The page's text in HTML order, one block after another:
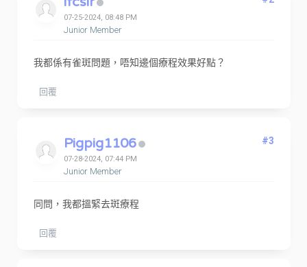
07-25-2024, 08:48 PM
Junior Member
我都係有雀斑問題，唔知邊個療程效果好點？
回覆
Pigpig1106
07-28-2024, 07:44 PM
Junior Member
#3
同問，我都搵緊去斑療程
回覆